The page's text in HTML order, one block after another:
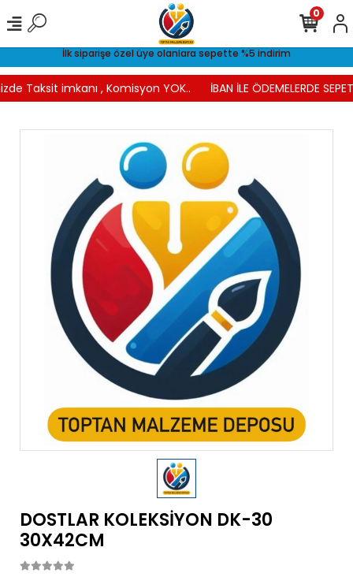
İlk siparişe özel üye olanlara sepette %5 indirim
Taksit imkanı , Komisyon YOK.. İBAN İLE ÖDEMELERDE
0
DOSTLAR KOLEKSİYON DK-30
30X42CM